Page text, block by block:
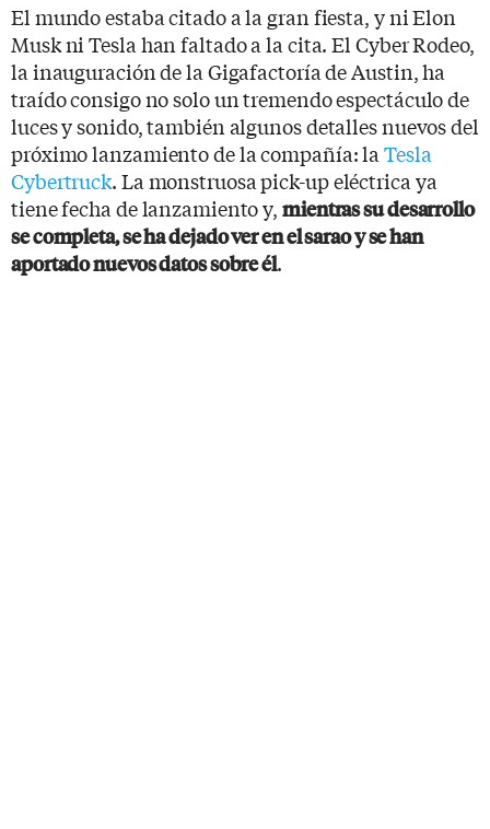
El mundo estaba citado a la gran fiesta, y ni Elon
Musk ni Tesla han faltado a la cita. El Cyber Rodeo,
la inauguración de la Gigafactoría de Austin, ha
traído consigo no solo un tremendo espectáculo de
luces y sonido, también algunos detalles nuevos del
próximo lanzamiento de la compañía: laTesla
Cybertruck. La monstruosa pick-up eléctrica ya
tiene fecha de lanzamiento y, mientras su desarrollo
se completa, se ha dejado ver en el sarao y se han
aportado nuevos datos sobre él.